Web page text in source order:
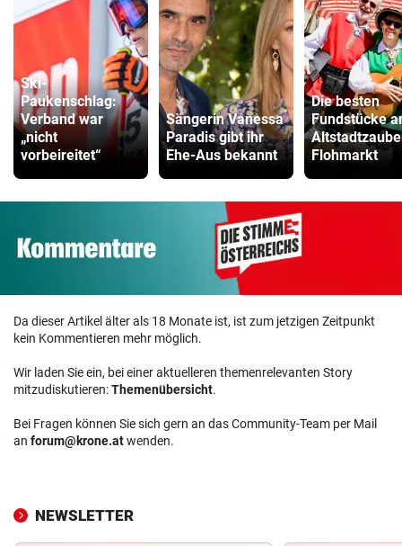
Ski-
Paukenschlag:
Verband war
„nicht
vorbeireitet“
Sängerin Vanessa
Paradis gibt ihr
Ehe-Aus bekannt
Die besten
Fundstücke
Flohmarkt
Da dieser Artikel älter als 18 Monate ist, ist zum jetzigen Zeitpunkt
kein Kommentieren mehr möglich.
Wir laden Sie ein, bei einer aktuelleren themenrelevanten Story
mitzudiskutieren:Themenübersicht.
Bei Fragen können Sie sich gern an das Community-Team per Mail
an forum@krone.atwenden.
NEWSLETTER